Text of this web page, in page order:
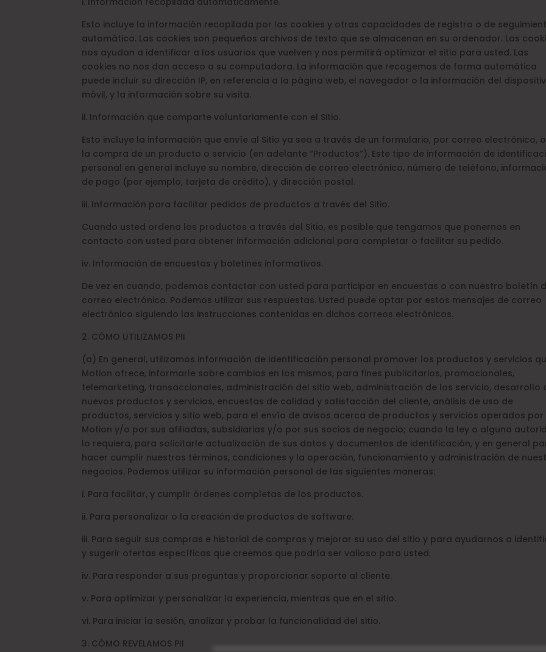
Esto incluye la información recopilada por las cookies y otras capacidades de registro o de
automático. Las cookies son pequeños archivos de texto que se almacenan en su ordenador. Las
nos ayudan a identificar a los usuarios que vuelven y nos permitirá optimizar el sitio para usted. Las
cookies no nos dan acceso a su computadora. La información que recogemos de forma automática
puede incluir su dirección IP, en referencia a la página web, el navegador o la información del
móvil, y la información sobre su visita.
ii. Información que comparte voluntariamente con el Sitio.
Esto incluye la información que envíe al Sitio ya sea a través de un formulario, por correo electrónico,
la compra de un producto o servicio (en adelante “Productos”). Este tipo de información de
personal en general incluye su nombre, dirección de correo electrónico, número de teléfono,
de pago (por ejemplo, tarjeta de crédito), y dirección postal.
iii. Información para facilitar pedidos de productos a través del Sitio.
Cuando usted ordena los productos a través del Sitio, es posible que tengamos que ponernos en
contacto con usted para obtener información adicional para completar o facilitar su pedido.
iv. Información de encuestas y boletines informativos.
De vez en cuando, podemos contactar con usted para participar en encuestas o con nuestro boletín
correo electrónico. Podemos utilizar sus respuestas. Usted puede optar por estos mensajes de correo
electrónico siguiendo las instrucciones contenidas en dichos correos electrónicos.
2. CÓMO UTILIZAMOS PII
(a) En general, utilizamos información de identificación personal promover los productos y servicios
Motion ofrece, informarle sobre cambios en los mismos, para fines publicitarios, promocionales,
telemarketing, transaccionales, administración del sitio web, administración de los servicio, desarrollo
nuevos productos y servicios, encuestas de calidad y satisfacción del cliente, análisis de uso de
productos, servicios y sitio web, para el envío de avisos acerca de productos y servicios operados por
Motion y/o por sus afiliadas, subsidiarias y/o por sus socios de negocio; cuando la ley o alguna
lo requiera, para solicitarle actualización de sus datos y documentos de identificación, y en general
hacer cumplir nuestros términos, condiciones y la operación, funcionamiento y administración de
negocios. Podemos utilizar su información personal de las siguientes maneras:
i. Para facilitar, y cumplir órdenes completas de los productos.
ii. Para personalizar o la creación de productos de software.
iii. Para seguir sus compras e historial de compras y mejorar su uso del sitio y para ayudarnos a
y sugerir ofertas específicas que creemos que podría ser valioso para usted.
iv. Para responder a sus preguntas y proporcionar soporte al cliente.
v. Para optimizar y personalizar la experiencia, mientras que en el sitio.
vi. Para iniciar la sesión, analizar y probar la funcionalidad del sitio.
3. CÓMO REVELAMOS PII